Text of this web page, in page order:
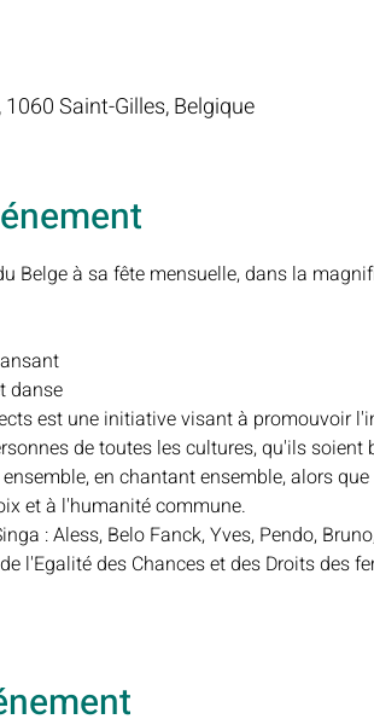
Saint-Gilles, Belgique
Belge à sa fête mensuelle, dans la
danse
est une initiative visant à promouvoir
de toutes les cultures, qu'ils
en chantant ensemble, alors
et à l'humanité commune.
: Aless, Belo Fanck, Yves, Pendo,
l'Egalité des Chances et des Droits des